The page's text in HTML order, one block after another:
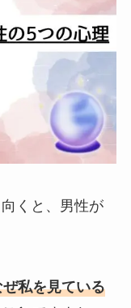
くと、男性が
ぜ私を見ている